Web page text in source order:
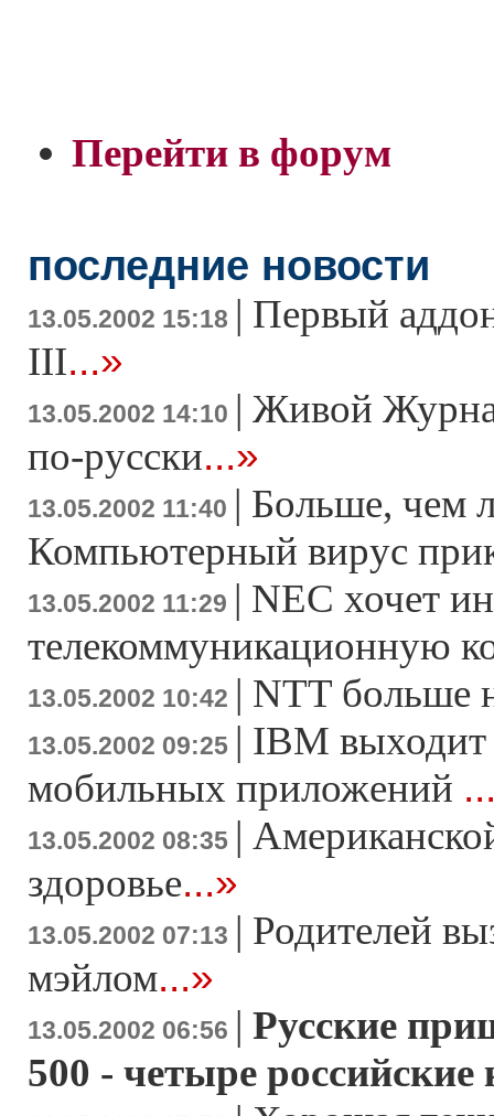
Перейти в форум
последние новости
13.05.2002 15:18 | Первый
III...»
13.05.2002 14:10 | Живой
по-русски...»
13.05.2002 11:40 | Больше, чем
Компьютерный вирус
13.05.2002 11:29 | NEC хочет
телекоммуникационную
13.05.2002 10:42 | NTT больше
13.05.2002 09:25 | IBM
мобильных приложений
13.05.2002 08:35 |
здоровье...»
13.05.2002 07:13 | Родителей
мэйлом...»
13.05.2002 06:56 | Русские
500 - четыре